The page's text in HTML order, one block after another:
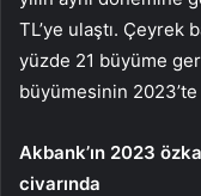
TL’ye ulaştı. Çeyrek
yüzde 21 büyüme
büyümesinin
Akbank’ın 2023
civarında